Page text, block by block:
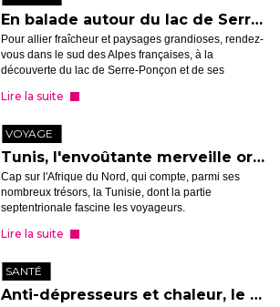
En balade autour du lac de Serre-Ponçon
Pour allier fraîcheur et paysages grandioses, rendez-
vous dans le sud des Alpes françaises, à la
découverte du lac de Serre-Ponçon et de ses
Lire la suite
VOYAGE
Tunis, l'envoûtante merveille orientale
Cap sur l'Afrique du Nord, qui compte, parmi ses
nombreux trésors, la Tunisie, dont la partie
septentrionale fascine les voyageurs.
Lire la suite
SANTÉ
Anti-dépresseurs et chaleur, le mauvais cocktail